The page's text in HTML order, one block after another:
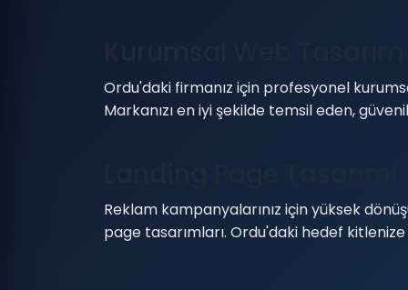
Ordu'daki firmanız için profesyonel
Markanızı en iyi şekilde temsil eden,
Reklam kampanyalarınız için yüksek
page tasarımları. Ordu'daki hedef